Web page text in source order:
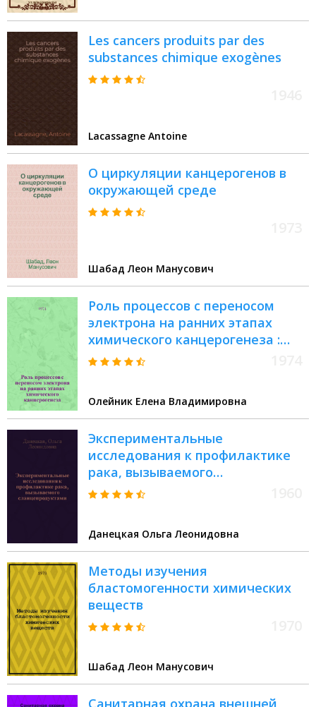
Les cancers produits par des
substances chimique exogènes
Lacassagne Antoine
О циркуляции канцерогенов в
окружающей среде
Шабад Леон Манусович
Роль процессов с переносом
электрона на ранних этапах
химического канцерогенеза :
Автореф. дис. на соиск. учен.
Олейник Елена Владимировна
Экспериментальные
исследования к профилактике
рака, вызываемого
сланцепродуктами :
Данецкая Ольга Леонидовна
Методы изучения
бластомогенности химических
веществ
Шабад Леон Манусович